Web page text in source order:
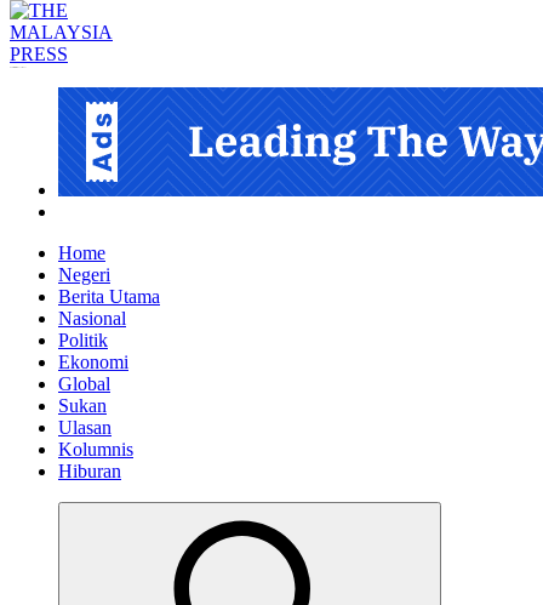
Home
Negeri
Berita Utama
Nasional
Politik
Ekonomi
Global
Sukan
Ulasan
Kolumnis
Hiburan